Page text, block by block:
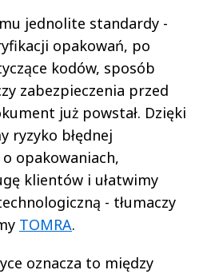
jednolite standardy -
opakowań, po
kodów, sposób
zabezpieczenia przed
już powstał. Dzięki
ryzyko błędnej
opakowaniach,
klientów i ułatwimy
- tłumaczy
TOMRA.
oznacza to między